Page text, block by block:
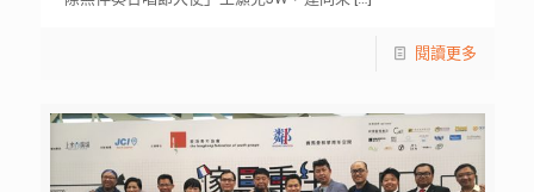
閱讀更多